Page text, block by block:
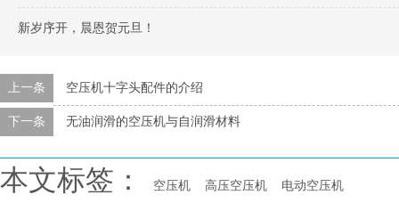
新岁序开，晨恩贺元旦！
上一条 空压机十字头配件的介绍
下一条 无油润滑的空压机与自润滑材料
本文标签： 空压机 高压空压机 电动空压机